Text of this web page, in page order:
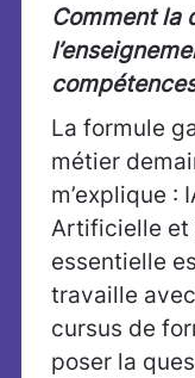
Comment la
La formule
métier
m’explique :
Artificielle et
essentielle
travaille
cursus de
poser la